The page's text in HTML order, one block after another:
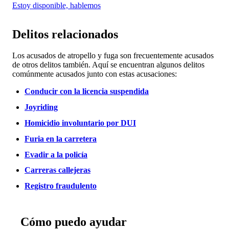
Estoy disponible, hablemos
Delitos relacionados
Los acusados de atropello y fuga son frecuentemente acusados
de otros delitos también. Aquí se encuentran algunos delitos
comúnmente acusados junto con estas acusaciones:
Conducir con la licencia suspendida
Joyriding
Homicidio involuntario por DUI
Furia en la carretera
Evadir a la policía
Carreras callejeras
Registro fraudulento
Cómo puedo ayudar